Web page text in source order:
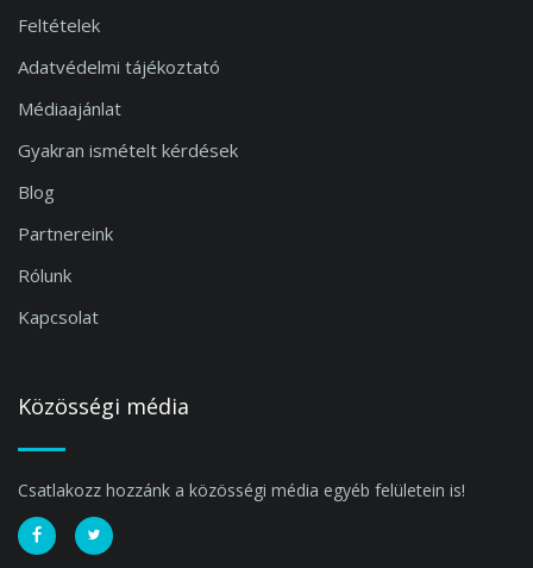
Feltételek
Adatvédelmi tájékoztató
Médiaajánlat
Gyakran ismételt kérdések
Blog
Partnereink
Rólunk
Kapcsolat
Közösségi média
Csatlakozz hozzánk a közösségi média egyéb felületein is!